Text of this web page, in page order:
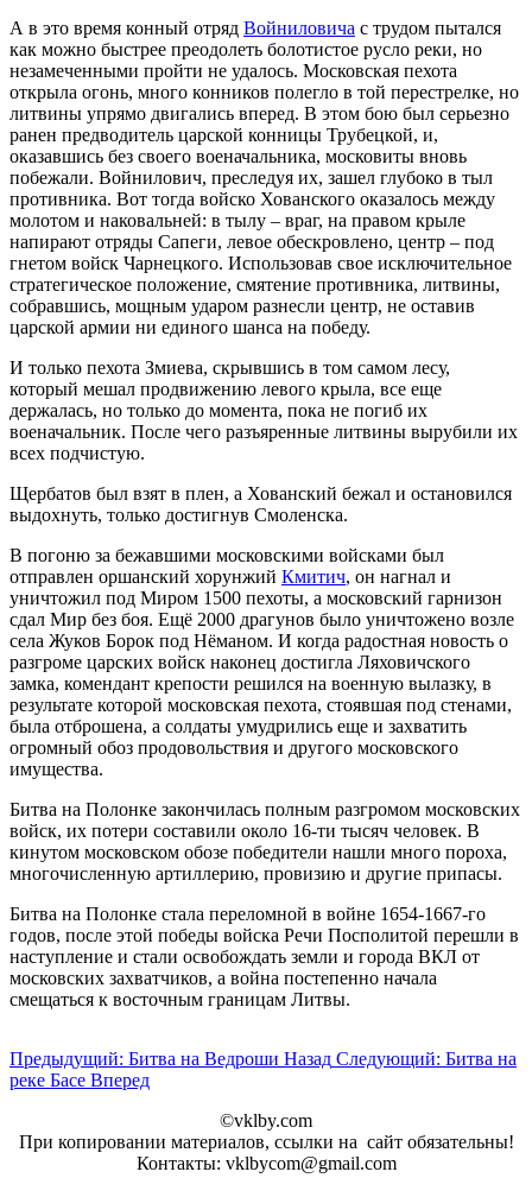
А в это время конный отряд Войниловича с трудом пытался
как можно быстрее преодолеть болотистое русло реки, но
незамеченными пройти не удалось. Московская пехота
открыла огонь, много конников полегло в той перестрелке, но
литвины упрямо двигались вперед. В этом бою был серьезно
ранен предводитель царской конницы Трубецкой, и,
оказавшись без своего военачальника, московиты вновь
побежали. Войнилович, преследуя их, зашел глубоко в тыл
противника. Вот тогда войско Хованского оказалось между
молотом и наковальней: в тылу – враг, на правом крыле
напирают отряды Сапеги, левое обескровлено, центр – под
гнетом войск Чарнецкого. Использовав свое исключительное
стратегическое положение, смятение противника, литвины,
собравшись, мощным ударом разнесли центр, не оставив
царской армии ни единого шанса на победу.
И только пехота Змиева, скрывшись в том самом лесу,
который мешал продвижению левого крыла, все еще
держалась, но только до момента, пока не погиб их
военачальник. После чего разъяренные литвины вырубили их
всех подчистую.
Щербатов был взят в плен, а Хованский бежал и остановился
выдохнуть, только достигнув Смоленска.
В погоню за бежавшими московскими войсками был
отправлен оршанский хорунжий Кмитич, он нагнал и
уничтожил под Миром 1500 пехоты, а московский гарнизон
сдал Мир без боя. Ещё 2000 драгунов было уничтожено возле
села Жуков Борок под Нёманом. И когда радостная новость о
разгроме царских войск наконец достигла Ляховичского
замка, комендант крепости решился на военную вылазку, в
результате которой московская пехота, стоявшая под стенами,
была отброшена, а солдаты умудрились еще и захватить
огромный обоз продовольствия и другого московского
имущества.
Битва на Полонке закончилась полным разгромом московских
войск, их потери составили около 16-ти тысяч человек. В
кинутом московском обозе победители нашли много пороха,
многочисленную артиллерию, провизию и другие припасы.
Битва на Полонке стала переломной в войне 1654-1667-го
годов, после этой победы войска Речи Посполитой перешли в
наступление и стали освобождать земли и города ВКЛ от
московских захватчиков, а война постепенно начала
смещаться к восточным границам Литвы.
Предыдущий: Битва на Ведроши Назад Следующий: Битва на
реке Басе Вперед
©vklby.com
При копировании материалов, ссылки на сайт обязательны!
Контакты: vklbycom@gmail.com